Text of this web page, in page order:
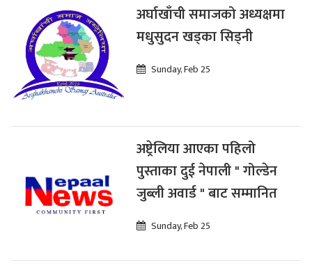
अर्घाखाँची समाजको अध्यक्षमा
मधुसुदन खड्का सिड्नी
Sunday, Feb 25
अष्ट्रेलिया आएका पहिलो
पुस्ताका दुई नेपाली " गोल्डेन
जुब्ली अवार्ड " बाट सम्मानित
Sunday, Feb 25